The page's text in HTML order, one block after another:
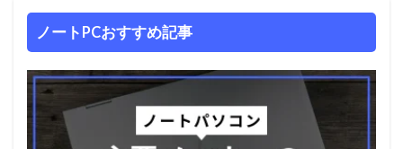
ノートPCおすすめ記事